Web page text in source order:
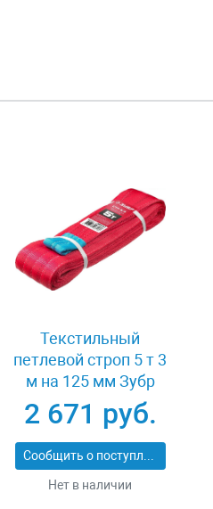
Текстильный
петлевой строп 5 т 3
м на 125 мм Зубр
43555-5-3
2 671 руб.
Сообщить о поступлении
Нет в наличии